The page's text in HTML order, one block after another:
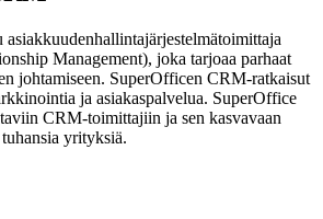
Management), joka tarjoaa parhaat
johtamiseen. SuperOfficen CRM-ratkaisut
ja asiakaspalvelua. SuperOffice
CRM-toimittajiin ja sen kasvavaan
yrityksiä.